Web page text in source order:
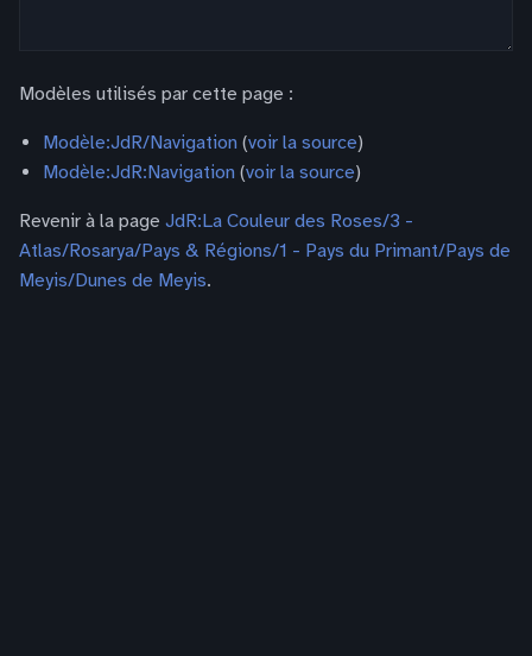
Modèles utilisés par cette page :
Modèle:JdR/Navigation (voir la source)
Modèle:JdR:Navigation (voir la source)
Revenir à la page JdR:La Couleur des Roses/3 -
Atlas/Rosarya/Pays & Régions/1 - Pays du Primant/Pays de
Meyis/Dunes de Meyis.